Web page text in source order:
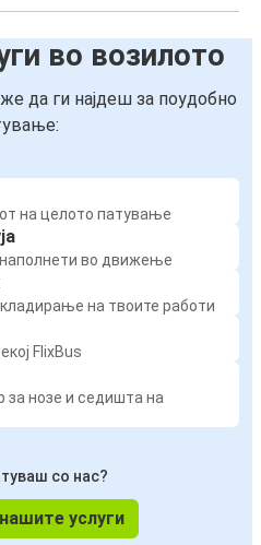
во возилото
да ги најдеш за поудобно
на целото патување
во движење
на твоите работи
FlixBus
за нозе и седишта на
со нас?
услуги